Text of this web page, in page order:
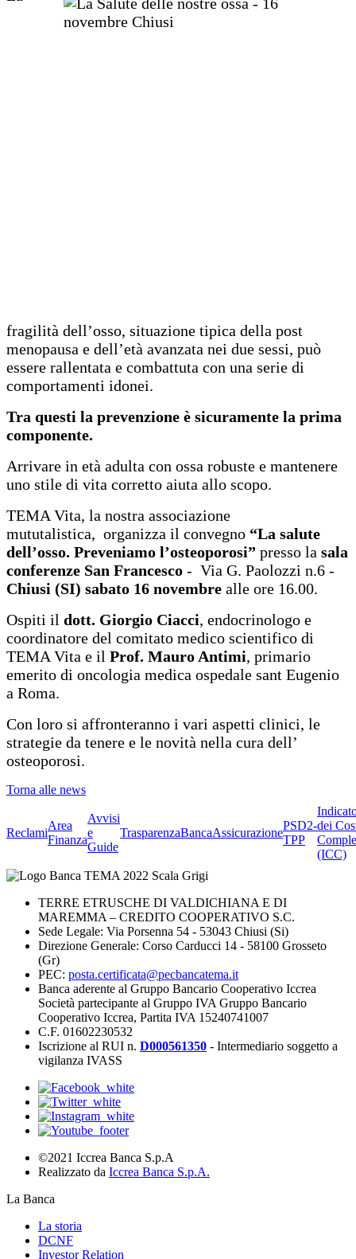
fragilità dell’osso, situazione tipica della post
menopausa e dell’età avanzata nei due sessi, può
essere rallentata e combattuta con una serie di
comportamenti idonei.
Tra questi la prevenzione è sicuramente la prima
componente.
Arrivare in età adulta con ossa robuste e mantenere
uno stile di vita corretto aiuta allo scopo.
TEMA Vita, la nostra associazione
mututalistica, organizza il convegno “La salute
dell’osso. Preveniamo l’osteoporosi” presso la sala
conferenze San Francesco - Via G. Paolozzi n.6 -
Chiusi (SI) sabato 16 novembre alle ore 16.00.
Ospiti il dott. Giorgio Ciacci, endocrinologo e
coordinatore del comitato medico scientifico di
TEMA Vita e il Prof. Mauro Antimi, primario
emerito di oncologia medica ospedale sant Eugenio
a Roma.
Con loro si affronteranno i vari aspetti clinici, le
strategie da tenere e le novità nella cura dell’
osteoporosi.
Torna alle news
Reclami
Area
Finanza
Avvisi
e
Guide
TrasparenzaBancaAssicurazione
PSD2-
TPP
dei
(ICC)
TERRE ETRUSCHE DI VALDICHIANA E DI
MAREMMA – CREDITO COOPERATIVO S.C.
Sede Legale: Via Porsenna 54 - 53043 Chiusi (Si)
Direzione Generale: Corso Carducci 14 - 58100 Grosseto
(Gr)
PEC: posta.certificata@pecbancatema.it
Banca aderente al Gruppo Bancario Cooperativo Iccrea
Società partecipante al Gruppo IVA Gruppo Bancario
Cooperativo Iccrea, Partita IVA 15240741007
C.F. 01602230532
Iscrizione al RUI n. D000561350 - Intermediario soggetto a
vigilanza IVASS
©2021 Iccrea Banca S.p.A
Realizzato da Iccrea Banca S.p.A.
La Banca
La storia
DCNF
Investor Relation